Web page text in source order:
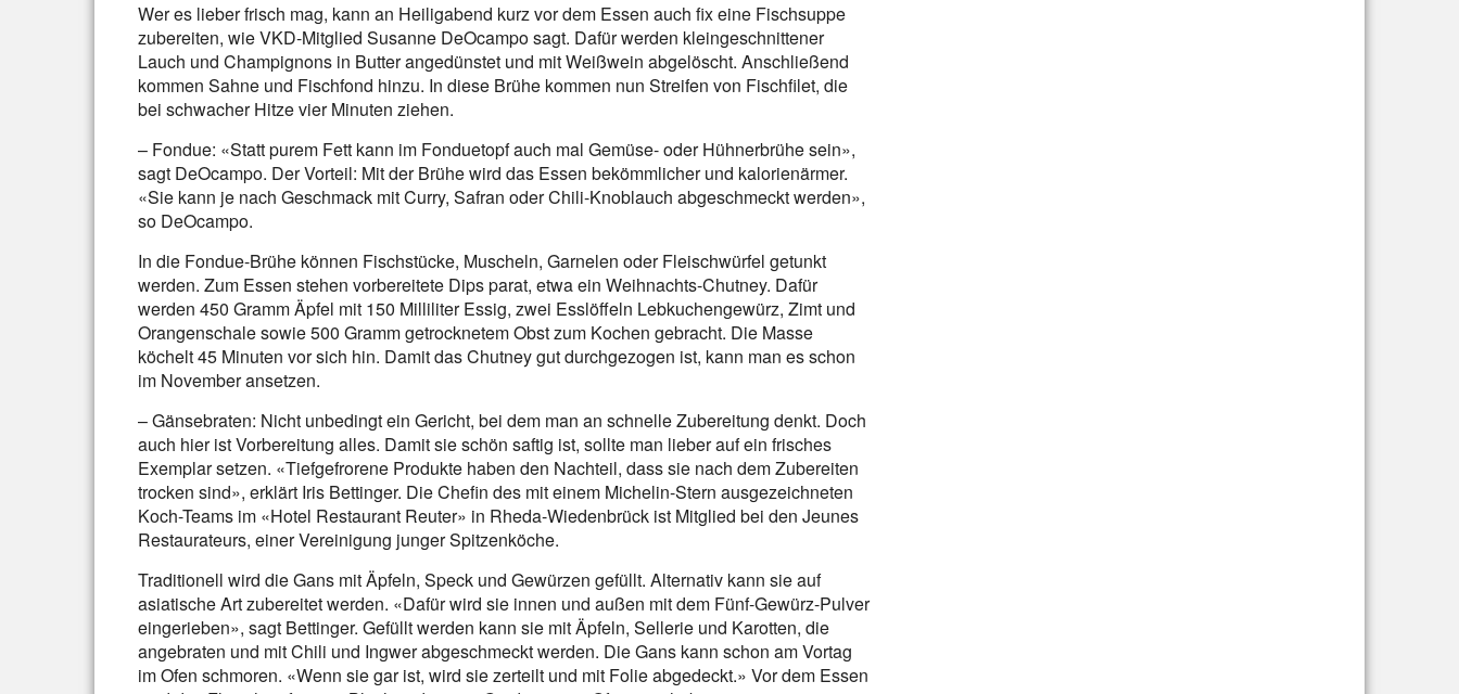
Wer es lieber frisch mag, kann an Heiligabend kurz vor dem Essen auch fix eine Fischsuppe
zubereiten, wie VKD-Mitglied Susanne DeOcampo sagt. Dafür werden kleingeschnittener
Lauch und Champignons in Butter angedünstet und mit Weißwein abgelöscht. Anschließend
kommen Sahne und Fischfond hinzu. In diese Brühe kommen nun Streifen von Fischfilet, die
bei schwacher Hitze vier Minuten ziehen.
– Fondue: «Statt purem Fett kann im Fonduetopf auch mal Gemüse- oder Hühnerbrühe sein»,
sagt DeOcampo. Der Vorteil: Mit der Brühe wird das Essen bekömmlicher und kalorienärmer.
«Sie kann je nach Geschmack mit Curry, Safran oder Chili-Knoblauch abgeschmeckt werden»,
so DeOcampo.
In die Fondue-Brühe können Fischstücke, Muscheln, Garnelen oder Fleischwürfel getunkt
werden. Zum Essen stehen vorbereitete Dips parat, etwa ein Weihnachts-Chutney. Dafür
werden 450 Gramm Äpfel mit 150 Milliliter Essig, zwei Esslöffeln Lebkuchengewürz, Zimt und
Orangenschale sowie 500 Gramm getrocknetem Obst zum Kochen gebracht. Die Masse
köchelt 45 Minuten vor sich hin. Damit das Chutney gut durchgezogen ist, kann man es schon
im November ansetzen.
– Gänsebraten: Nicht unbedingt ein Gericht, bei dem man an schnelle Zubereitung denkt. Doch
auch hier ist Vorbereitung alles. Damit sie schön saftig ist, sollte man lieber auf ein frisches
Exemplar setzen. «Tiefgefrorene Produkte haben den Nachteil, dass sie nach dem Zubereiten
trocken sind», erklärt Iris Bettinger. Die Chefin des mit einem Michelin-Stern ausgezeichneten
Koch-Teams im «Hotel Restaurant Reuter» in Rheda-Wiedenbrück ist Mitglied bei den Jeunes
Restaurateurs, einer Vereinigung junger Spitzenköche.
Traditionell wird die Gans mit Äpfeln, Speck und Gewürzen gefüllt. Alternativ kann sie auf
asiatische Art zubereitet werden. «Dafür wird sie innen und außen mit dem Fünf-Gewürz-Pulver
eingerieben», sagt Bettinger. Gefüllt werden kann sie mit Äpfeln, Sellerie und Karotten, die
angebraten und mit Chili und Ingwer abgeschmeckt werden. Die Gans kann schon am Vortag
im Ofen schmoren. «Wenn sie gar ist, wird sie zerteilt und mit Folie abgedeckt.» Vor dem Essen